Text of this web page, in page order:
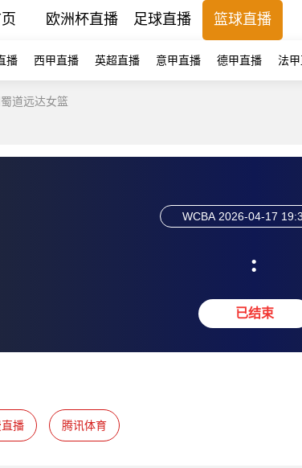
欧洲杯直播 足球直播 篮球直播
播 西甲直播 英超直播 意甲直播 德甲直播 法
道远达女篮
WCBA 2026-04-17
:
已结束
播 腾讯体育